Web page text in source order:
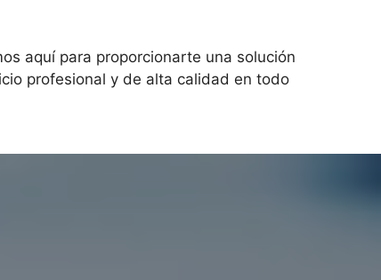
aquí para proporcionarte una solución
profesional y de alta calidad en todo